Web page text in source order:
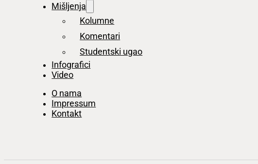
Mišljenja
Kolumne
Komentari
Studentski ugao
Infografici
Video
O nama
Impressum
Kontakt